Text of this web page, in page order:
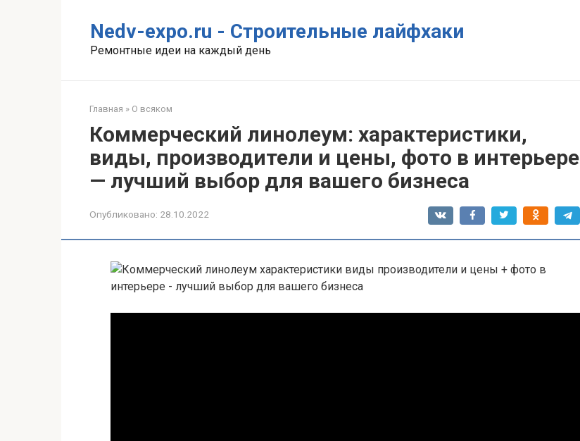
Nedv-expo.ru - Строительные лайфхаки
Ремонтные идеи на каждый день
Главная » О всяком
Коммерческий линолеум: характеристики,
виды, производители и цены, фото в интерьере
— лучший выбор для вашего бизнеса
Опубликовано: 28.10.2022